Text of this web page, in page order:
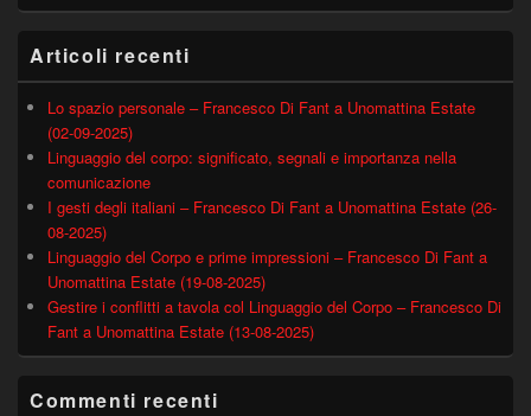
Articoli recenti
Lo spazio personale – Francesco Di Fant a Unomattina Estate
(02-09-2025)
Linguaggio del corpo: significato, segnali e importanza nella
comunicazione
I gesti degli italiani – Francesco Di Fant a Unomattina Estate (26-
08-2025)
Linguaggio del Corpo e prime impressioni – Francesco Di Fant a
Unomattina Estate (19-08-2025)
Gestire i conflitti a tavola col Linguaggio del Corpo – Francesco Di
Fant a Unomattina Estate (13-08-2025)
Commenti recenti